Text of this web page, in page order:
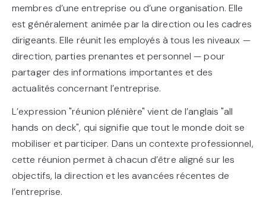
membres d’une entreprise ou d’une organisation. Elle
est généralement animée par la direction ou les cadres
dirigeants. Elle réunit les employés à tous les niveaux —
direction, parties prenantes et personnel — pour
partager des informations importantes et des
actualités concernant l’entreprise.
L’expression "réunion plénière" vient de l’anglais "all
hands on deck", qui signifie que tout le monde doit se
mobiliser et participer. Dans un contexte professionnel,
cette réunion permet à chacun d’être aligné sur les
objectifs, la direction et les avancées récentes de
l’entreprise.